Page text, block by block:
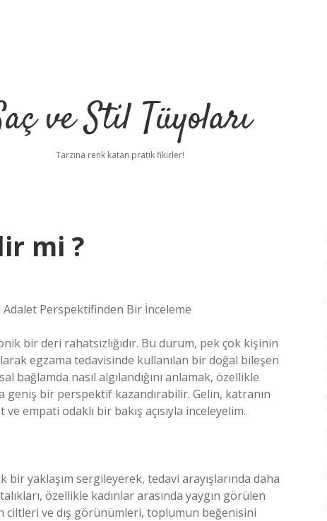
ve Stil Tüyoları
Tarzına renk katan pratik fikirler!
mi ?
Perspektifinden Bir İnceleme
bir deri rahatsızlığıdır. Bu durum, pek çok kişinin
egzama tedavisinde kullanılan bir doğal bileşen
nasıl algılandığını anlamak, özellikle
geniş bir perspektif kazandırabilir. Gelin, katranın
empati odaklı bir bakış açısıyla inceleyelim.
bir yaklaşım sergileyerek, tedavi arayışlarında daha
özellikle kadınlar arasında yaygın görülen
ciltleri ve dış görünümleri, toplumun beğenisini